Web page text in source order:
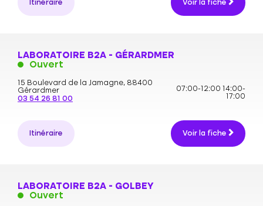
Itinéraire Voir la fiche
LABORATOIRE B2A - GÉRARDMER
Ouvert
15 Boulevard de la Jamagne, 88400
Gérardmer
03 54 26 81 00
07:00-12:00
14:00-
17:00
Itinéraire Voir la fiche
LABORATOIRE B2A - GOLBEY
Ouvert